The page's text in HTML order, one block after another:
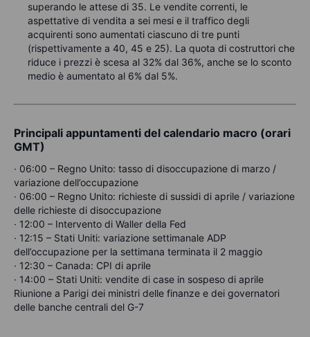
superando le attese di 35. Le vendite correnti, le
aspettative di vendita a sei mesi e il traffico degli
acquirenti sono aumentati ciascuno di tre punti
(rispettivamente a 40, 45 e 25). La quota di costruttori che
riduce i prezzi è scesa al 32% dal 36%, anche se lo sconto
medio è aumentato al 6% dal 5%.
Principali appuntamenti del calendario macro (orari
GMT)
· 06:00 – Regno Unito: tasso di disoccupazione di marzo /
variazione dell’occupazione
· 06:00 – Regno Unito: richieste di sussidi di aprile / variazione
delle richieste di disoccupazione
· 12:00 – Intervento di Waller della Fed
· 12:15 – Stati Uniti: variazione settimanale ADP
dell’occupazione per la settimana terminata il 2 maggio
· 12:30 – Canada: CPI di aprile
· 14:00 – Stati Uniti: vendite di case in sospeso di aprile
Riunione a Parigi dei ministri delle finanze e dei governatori
delle banche centrali del G-7